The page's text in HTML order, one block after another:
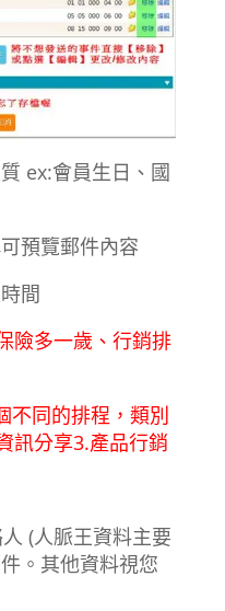
ex:會員生日、國
預覽郵件內容
間
險多一歲、行銷排
不同的排程，類別
訊分享3.產品行銷
(人脈王資料主要
。其他資料視您